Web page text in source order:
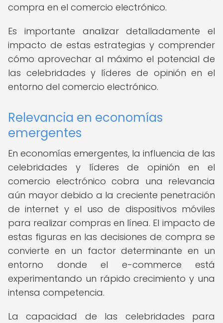
compra en el comercio electrónico.
Es importante analizar detalladamente el
impacto de estas estrategias y comprender
cómo aprovechar al máximo el potencial de
las celebridades y líderes de opinión en el
entorno del comercio electrónico.
Relevancia en economías
emergentes
En economías emergentes, la influencia de las
celebridades y líderes de opinión en el
comercio electrónico cobra una relevancia
aún mayor debido a la creciente penetración
de internet y el uso de dispositivos móviles
para realizar compras en línea. El impacto de
estas figuras en las decisiones de compra se
convierte en un factor determinante en un
entorno donde el e-commerce está
experimentando un rápido crecimiento y una
intensa competencia.
La capacidad de las celebridades para